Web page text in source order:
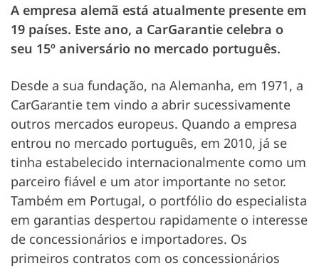
A empresa alemã está atualmente presente em
19 países. Este ano, a CarGarantie celebra o
seu 15º aniversário no mercado português.
Desde a sua fundação, na Alemanha, em 1971, a
CarGarantie tem vindo a abrir sucessivamente
outros mercados europeus. Quando a empresa
entrou no mercado português, em 2010, já se
tinha estabelecido internacionalmente como um
parceiro fiável e um ator importante no setor.
Também em Portugal, o portfólio do especialista
em garantias despertou rapidamente o interesse
de concessionários e importadores. Os
primeiros contratos com os concessionários